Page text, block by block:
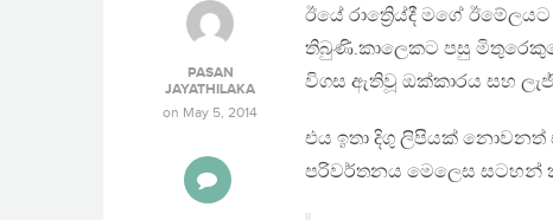
PASAN
JAYATHILAKA
on May 5, 2014
ඊයේ රාත්‍රිෙය්දී මගේ
තිබුණි.කාලෙකට පසු
විගස ඇතිවූ ඔක්කාරය සහ
එය ඉතා දිගු ලිපියක් නොවනත්
පරිවර්තනය මෙලෙස සටහන්